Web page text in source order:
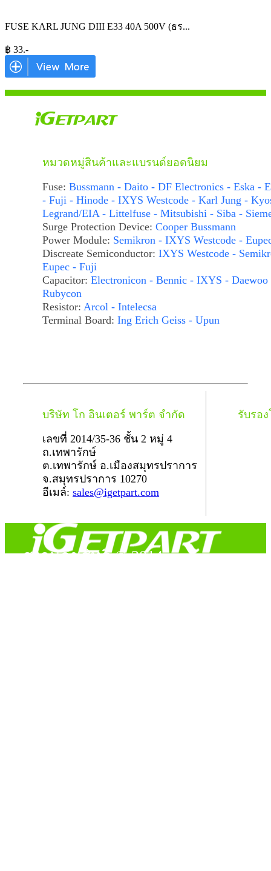
FUSE KARL JUNG DIII E33 40A 500V (ธร...
฿ 33.-
หมวดหมู่สินค้าและแบรนด์ยอดนิยม
Fuse: Bussmann - Daito - DF Electronics - Eska -
- Fuji - Hinode - IXYS Westcode - Karl Jung -
Legrand/EIA - Littelfuse - Mitsubishi - Siba -
Surge Protection Device: Cooper Bussmann
Power Module: Semikron - IXYS Westcode -
Discreate Semiconductor: IXYS Westcode -
Eupec - Fuji
Capacitor: Electronicon - Bennic - IXYS - Daewoo
Rubycon
Resistor: Arcol - Intelecsa
Terminal Board: Ing Erich Geiss - Upun
บริษัท โก อินเตอร์ พาร์ต จำกัด
เลขที่ 2014/35-36 ชั้น 2 หมู่ 4
ถ.เทพารักษ์
ต.เทพารักษ์ อ.เมืองสมุทรปราการ
จ.สมุทรปราการ 10270
อีเมล์: sales@igetpart.com
รับรอ
สงวนลิขสิทธิ์ © 2014